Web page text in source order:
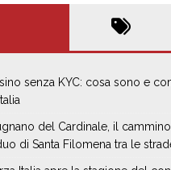
senza KYC: cosa sono e
del Cardinale, il
di Santa Filomena tra le